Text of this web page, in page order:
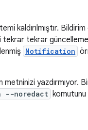
kaldırılmıştır.
tekrar tekrar
Notification
metninizi yazdırmıyor.
--noredact komutunu